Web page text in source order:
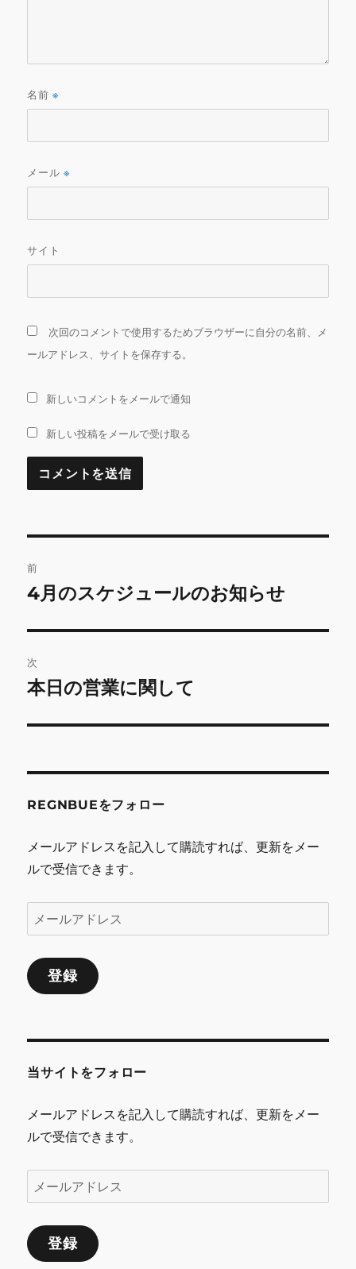
名前※
メール※
サイト
次回のコメントで使用するためブラウザーに自分の名前、メ
ールアドレス、サイトを保存する。
新しいコメントをメールで通知
新しい投稿をメールで受け取る
稿
ビ
ゲ
ー
前
前
投
稿:
4月のスケジュールのお知らせ
次
次
投
本日の営業に関して
REGNBUEをフォロー
メールアドレスを記入して購読すれば、更新をメー
ルで受信できます。
ー
ル
ア
ス
登録
当サイトをフォロー
メールアドレスを記入して購読すれば、更新をメー
ルで受信できます。
ー
ル
ア
登録